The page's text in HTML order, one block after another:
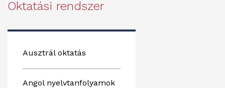
RENDSZER
Oktatási
Oktatási rendszer
Ausztrál oktatás
Angol nyelvtanfolyamok